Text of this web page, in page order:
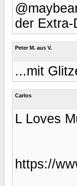
der
Peter M. aus V.
...mit
Carlos
L Loves
https://